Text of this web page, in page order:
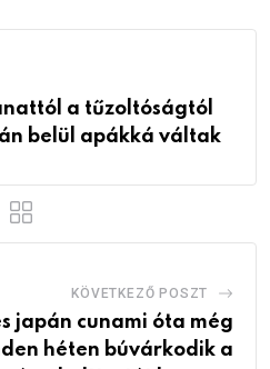
a tűzoltóságtól
belül apákká váltak
KÖVETKEZŐ POSZT
japán cunami óta még
héten búvárkodik a